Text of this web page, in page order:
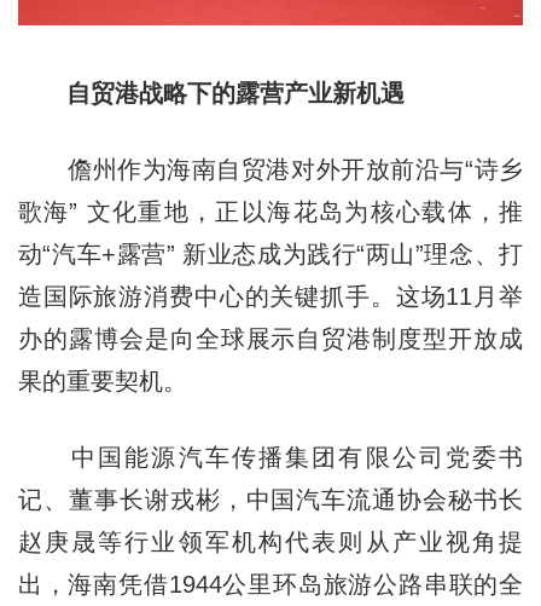
自贸港战略下的露营产业新机遇
儋州作为海南自贸港对外开放前沿与“诗乡
歌海” 文化重地，正以海花岛为核心载体，推
动“汽车+露营” 新业态成为践行“两山”理念、打
造国际旅游消费中心的关键抓手。这场11月举
办的露博会是向全球展示自贸港制度型开放成
果的重要契机。
中国能源汽车传播集团有限公司党委书
记、董事长谢戎彬，中国汽车流通协会秘书长
赵庚晟等行业领军机构代表则从产业视角提
出，海南凭借1944公里环岛旅游公路串联的全